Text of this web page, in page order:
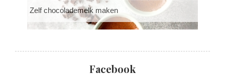
Zelf chocolademelk maken
Facebook